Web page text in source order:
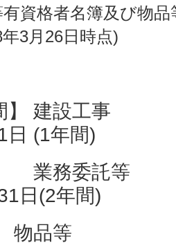
資格者名簿及び物
3月26日時点)
間】 建設工
日 (1年間)
等 令和
日(2年間)
物品等 令和